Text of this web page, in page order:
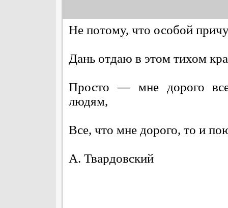
Не потому, что особой
Дань отдаю в этом тихом
Просто — мне дорого
людям,
Все, что мне дорого, то и
А. Твардовский